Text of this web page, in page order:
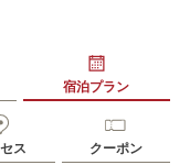
宿泊プラン
ス クーポン